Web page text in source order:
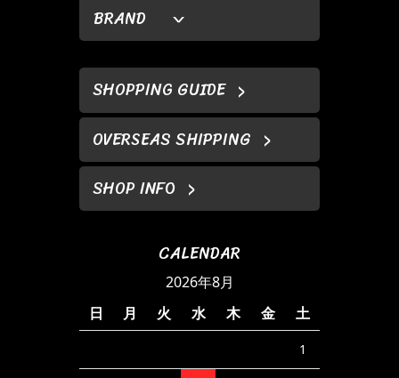
BRAND
SHOPPING GUIDE
OVERSEAS SHIPPING
SHOP INFO
CALENDAR
2026年8月
日
月 火 水 木 金 土
1